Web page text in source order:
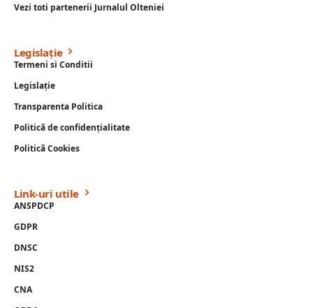
Vezi toti partenerii Jurnalul Olteniei
Legislație
Termeni si Conditii
Legislație
Transparenta Politica
Politică de confidențialitate
Politică Cookies
Link-uri utile
ANSPDCP
GDPR
DNSC
NIS2
CNA